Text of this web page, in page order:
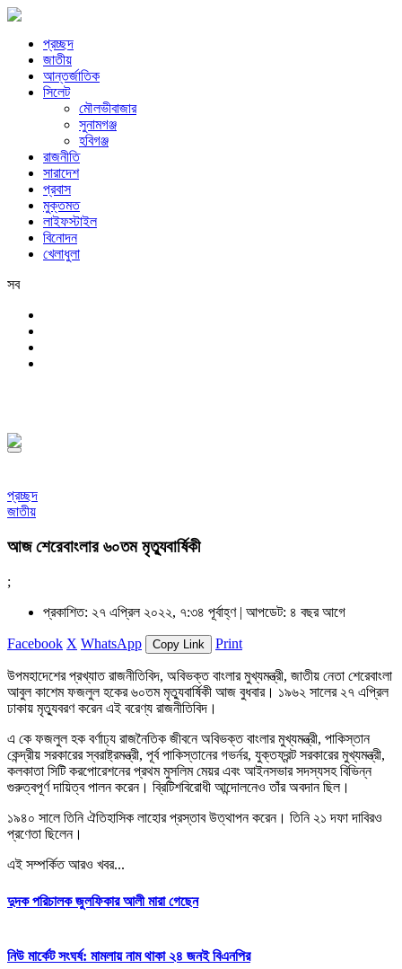
প্রচ্ছদ
জাতীয়
আন্তর্জাতিক
সিলেট
মৌলভীবাজার
সুনামগঞ্জ
হবিগঞ্জ
রাজনীতি
সারাদেশ
প্রবাস
মুক্তমত
লাইফস্টাইল
বিনোদন
খেলাধুলা
সব
প্রচ্ছদ
জাতীয়
আজ শেরেবাংলার ৬০তম মৃত্যুবার্ষিকী
;
প্রকাশিত: ২৭ এপ্রিল ২০২২, ৭:৩৪ পূর্বাহ্ণ | আপডেট: ৪ বছর আগে
Facebook X WhatsApp Copy Link Print
উপমহাদেশের প্রখ্যাত রাজনীতিবিদ, অবিভক্ত বাংলার মুখ্যমন্ত্রী, জাতীয় নেতা শেরেবাংলা
আবুল কাশেম ফজলুল হকের ৬০তম মৃত্যুবার্ষিকী আজ বুধবার। ১৯৬২ সালের ২৭ এপ্রিল
ঢাকায় মৃত্যুবরণ করেন এই বরেণ্য রাজনীতিবিদ।
এ কে ফজলুল হক বর্ণাঢ্য রাজনৈতিক জীবনে অবিভক্ত বাংলার মুখ্যমন্ত্রী, পাকিস্তান
কেন্দ্রীয় সরকারের স্বরাষ্ট্রমন্ত্রী, পূর্ব পাকিস্তানের গভর্নর, যুক্তফ্রন্ট সরকারের মুখ্যমন্ত্রী,
কলকাতা সিটি করপোরেশনের প্রথম মুসলিম মেয়র এবং আইনসভার সদস্যসহ বিভিন্ন
গুরুত্বপূর্ণ দায়িত্ব পালন করেন। ব্রিটিশবিরোধী আন্দোলনেও তাঁর অবদান ছিল।
১৯৪০ সালে তিনি ঐতিহাসিক লাহোর প্রস্তাব উত্থাপন করেন। তিনি ২১ দফা দাবিরও
প্রণেতা ছিলেন।
এই সম্পর্কিত আরও খবর...
দুদক পরিচালক জুলফিকার আলী মারা গেছেন
নিউ মার্কেট সংঘর্ষ: মামলায় নাম থাকা ২৪ জনই বিএনপির